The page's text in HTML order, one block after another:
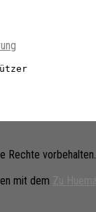
Rechte vorbehalten.
mit dem